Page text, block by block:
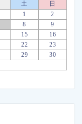
土
日
1
2
8
9
15
16
22
23
29
30